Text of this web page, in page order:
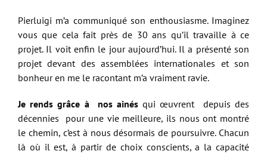
Pierluigi m’a communiqué son enthousiasme. Imaginez
vous que cela fait près de 30 ans qu’il travaille à ce
projet. Il voit enfin le jour aujourd’hui. Il a présenté son
projet devant des assemblées internationales et son
bonheur en me le racontant m’a vraiment ravie.
Je rends grâce à nos ainésqui œuvrent depuis des
décennies pour une vie meilleure, ils nous ont montré
le chemin, c’est à nous désormais de poursuivre. Chacun
là où il est, à partir de choix conscients, a la capacité